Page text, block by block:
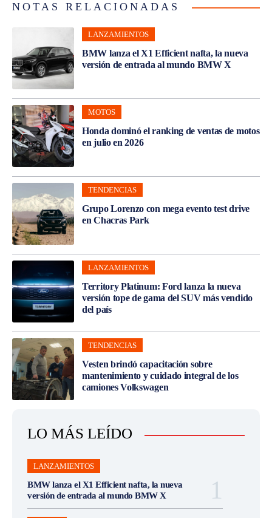
NOTAS RELACIONADAS
LANZAMIENTOS
BMW lanza el X1 Efficient nafta, la nueva
versión de entrada al mundo BMW X
MOTOS
Honda dominó el ranking de ventas de motos
en julio en 2026
TENDENCIAS
Grupo Lorenzo con mega evento test drive
en Chacras Park
LANZAMIENTOS
Territory Platinum: Ford lanza la nueva
versión tope de gama del SUV más vendido
del país
TENDENCIAS
Vesten brindó capacitación sobre
mantenimiento y cuidado integral de los
camiones Volkswagen
LO MÁS LEÍDO
LANZAMIENTOS
BMW lanza el X1 Efficient nafta, la nueva
versión de entrada al mundo BMW X